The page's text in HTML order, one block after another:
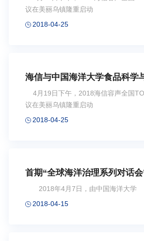
议在美丽乌镇隆重启动
2018-04-25
海信与中国海洋大学食品科学
共创养鲜之路
4月19日下午，2018海信容声全国
议在美丽乌镇隆重启动
2018-04-25
首期“全球海洋治理系列对话
2018年4月7日，由中国海洋大学
2018-04-15